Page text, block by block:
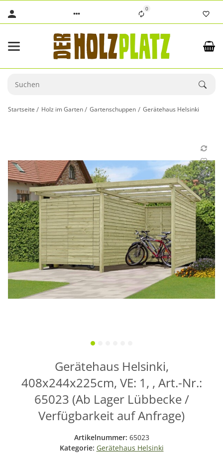
0
Startseite Holz im Garten Gartenschuppen Gerätehaus Helsinki
Gerätehaus Helsinki,
408x244x225cm, VE: 1, , Art.-Nr.:
65023 (Ab Lager Lübbecke /
Verfügbarkeit auf Anfrage)
Artikelnummer: 65023
Kategorie: Gerätehaus Helsinki